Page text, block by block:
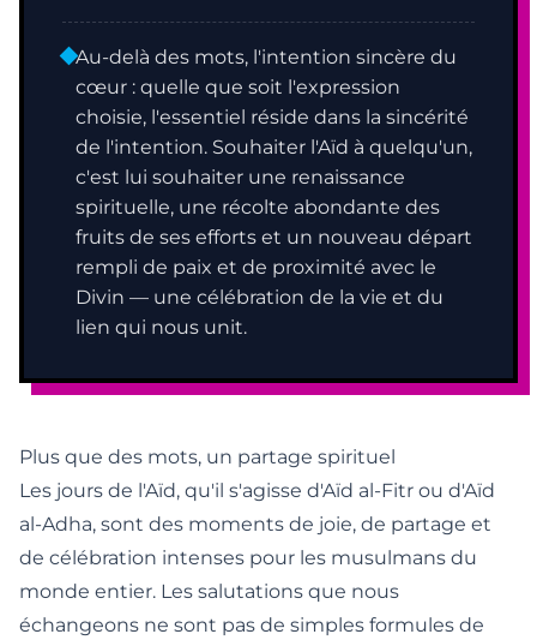
Au-delà des mots, l'intention sincère du
cœur : quelle que soit l'expression
choisie, l'essentiel réside dans la sincérité
de l'intention. Souhaiter l'Aïd à quelqu'un,
c'est lui souhaiter une renaissance
spirituelle, une récolte abondante des
fruits de ses efforts et un nouveau départ
rempli de paix et de proximité avec le
Divin — une célébration de la vie et du
lien qui nous unit.
Plus que des mots, un partage spirituel
Les jours de l'Aïd, qu'il s'agisse d'Aïd al-Fitr ou d'Aïd
al-Adha, sont des moments de joie, de partage et
de célébration intenses pour les musulmans du
monde entier. Les salutations que nous
échangeons ne sont pas de simples formules de